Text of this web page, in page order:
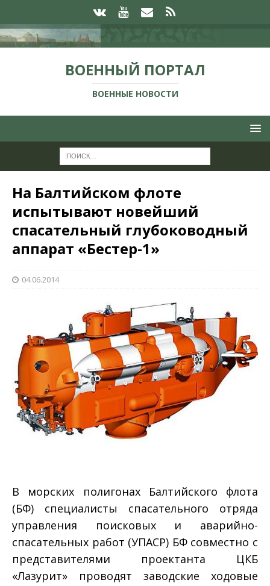
ВОЕННЫЙ ПОРТАЛ
ВОЕННЫЕ НОВОСТИ
На Балтийском флоте
испытывают новейший
спасательный глубоководный
аппарат «Бестер-1»
04.06.2014
В морских полигонах Балтийского флота
(БФ) специалисты спасательного отряда
управления поисковых и аварийно-
спасательных работ (УПАСР) БФ совместно с
представителями проектанта ЦКБ
«Лазурит» проводят заводские ходовые